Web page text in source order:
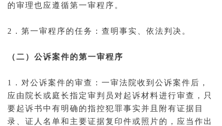
的审理也应遵循第一审程序。
2．第一审程序的任务：查明事实、依法判决 。
（二）公诉案件的第一审程序
1．对公诉案件的审查：一审法院收到公诉案件后，
应由院长或庭长指定审判员 对起诉材料进行审查，只
要起诉书中有明确的指控犯罪事实并且附有证据 目
录、证人名单和主要证据复印件或照片的，应当作出